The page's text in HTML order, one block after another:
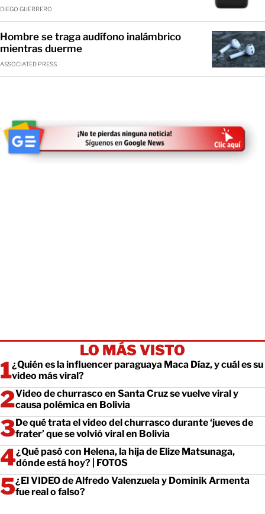
DIEGO GUERRERO
Hombre se traga audífono inalámbrico
mientras duerme
ASSOCIATED PRESS
LO MÁS VISTO
¿Quién es la influencer paraguaya Maca Díaz, y cuál es su
video más viral?
Video de churrasco en Santa Cruz se vuelve viral y
causa polémica en Bolivia
De qué trata el video del churrasco durante ‘jueves de
frater’ que se volvió viral en Bolivia
¿Qué pasó con Helena, la hija de Elize Matsunaga,
dónde está hoy? | FOTOS
¿El VIDEO de Alfredo Valenzuela y Dominik Armenta
fue real o falso?